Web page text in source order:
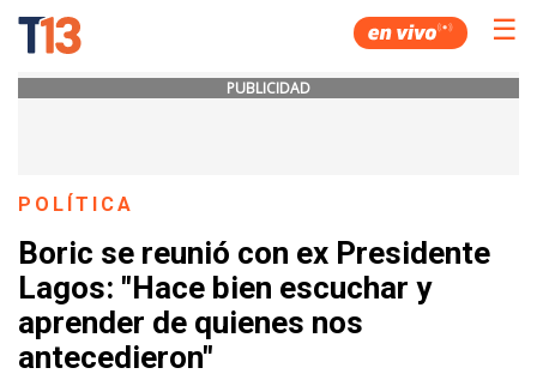
☰
PUBLICIDAD
POLÍTICA
Boric se reunió con ex Presidente
Lagos: "Hace bien escuchar y
aprender de quienes nos
antecedieron"